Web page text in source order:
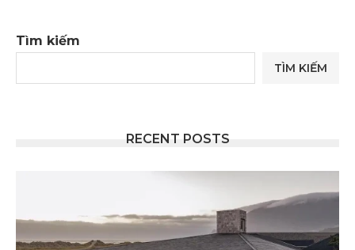
Tìm kiếm
TÌM KIẾM
RECENT POSTS